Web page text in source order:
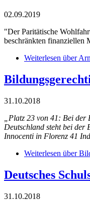
02.09.2019
"Der Paritätische
beschränkten finanziellen
Weiterlesen über
31.10.2018
„Platz 23 von 41: Bei
Deutschland steht bei der
Innocenti in Florenz 41
Weiterlesen über
Deutsches
31.10.2018